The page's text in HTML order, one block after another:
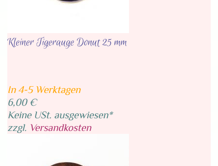
Kleiner Tigerauge Donut 25 mm
In 4-5 Werktagen
6,00 €
Keine USt. ausgewiesen*
zzgl. Versandkosten